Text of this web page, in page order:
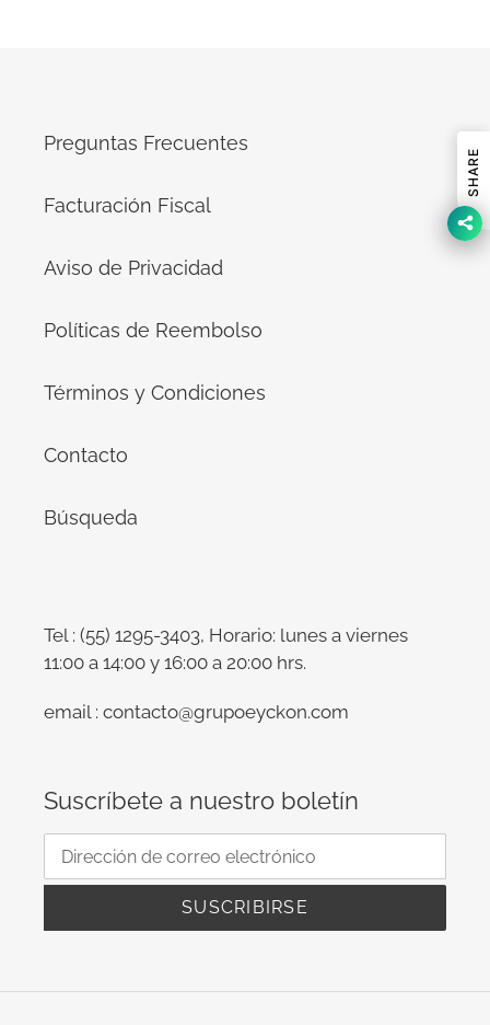
Preguntas Frecuentes
Facturación Fiscal
Aviso de Privacidad
Políticas de Reembolso
Términos y Condiciones
Contacto
Búsqueda
Tel : (55) 1295-3403, Horario: lunes a viernes
11:00 a 14:00 y 16:00 a 20:00 hrs.
email : contacto@grupoeyckon.com
Suscríbete a nuestro boletín
SUSCRIBIRSE
SHARE